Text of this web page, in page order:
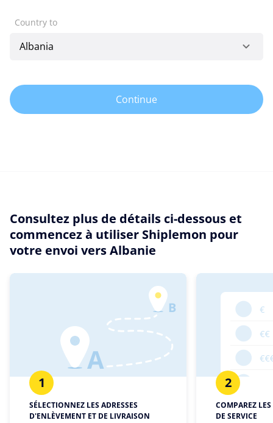
Country to
Continue
Consultez plus de détails ci-dessous et
commencez à utiliser Shiplemon pour
votre envoi vers Albanie
1
SÉLECTIONNEZ LES ADRESSES
D'ENLÈVEMENT ET DE LIVRAISON
2
COMPAREZ
DE SERVICE